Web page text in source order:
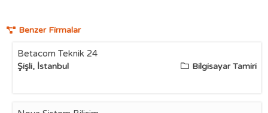
Benzer Firmalar
Betacom Teknik 24
Şişli, İstanbul Bilgisayar Tamiri